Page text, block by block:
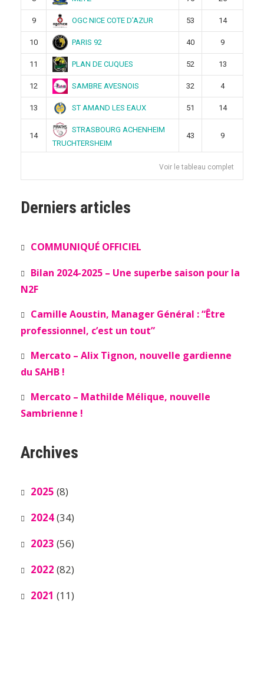
9 OGC NICE COTE D’AZUR 53 14
10 PARIS 92 40 9
11 PLAN DE CUQUES 52 13
12 SAMBRE AVESNOIS 32 4
13 ST AMAND LES EAUX 51 14
14
STRASBOURG ACHENHEIM
TRUCHTERSHEIM
43 9
Voir le tableau complet
Derniers articles
COMMUNIQUÉ OFFICIEL
Bilan 2024-2025 – Une superbe saison pour la
N2F
Camille Aoustin, Manager Général : “Être
professionnel, c’est un tout”
Mercato – Alix Tignon, nouvelle gardienne
du SAHB !
Mercato – Mathilde Mélique, nouvelle
Sambrienne !
Archives
2025 (8)
2024(34)
2023 (56)
2022 (82)
2021 (11)